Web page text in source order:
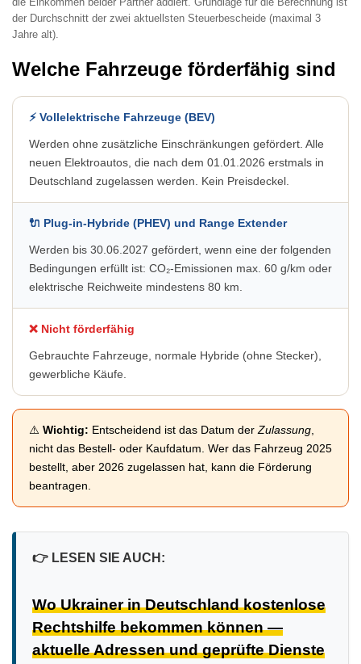
der Durchschnitt der zwei aktuellsten Steuerbescheide (maximal 3
Jahre alt).
Welche Fahrzeuge förderfähig sind
⚡ Vollelektrische Fahrzeuge (BEV)
Werden ohne zusätzliche Einschränkungen gefördert. Alle
neuen Elektroautos, die nach dem 01.01.2026 erstmals in
Deutschland zugelassen werden. Kein Preisdeckel.
🔌 Plug-in-Hybride (PHEV) und Range Extender
Werden bis 30.06.2027 gefördert, wenn eine der folgenden
Bedingungen erfüllt ist: CO₂-Emissionen max. 60 g/km oder
elektrische Reichweite mindestens 80 km.
❌ Nicht förderfähig
Gebrauchte Fahrzeuge, normale Hybride (ohne Stecker),
gewerbliche Käufe.
⚠️ Wichtig: Entscheidend ist das Datum der Zulassung
nicht das Bestell- oder Kaufdatum. Wer das Fahrzeug 2025
bestellt, aber 2026 zugelassen hat, kann die Förderung
beantragen.
👉 LESEN SIE AUCH:
Wo Ukrainer in Deutschland kostenlose
Rechtshilfe bekommen können —
aktuelle Adressen und geprüfte Dienste